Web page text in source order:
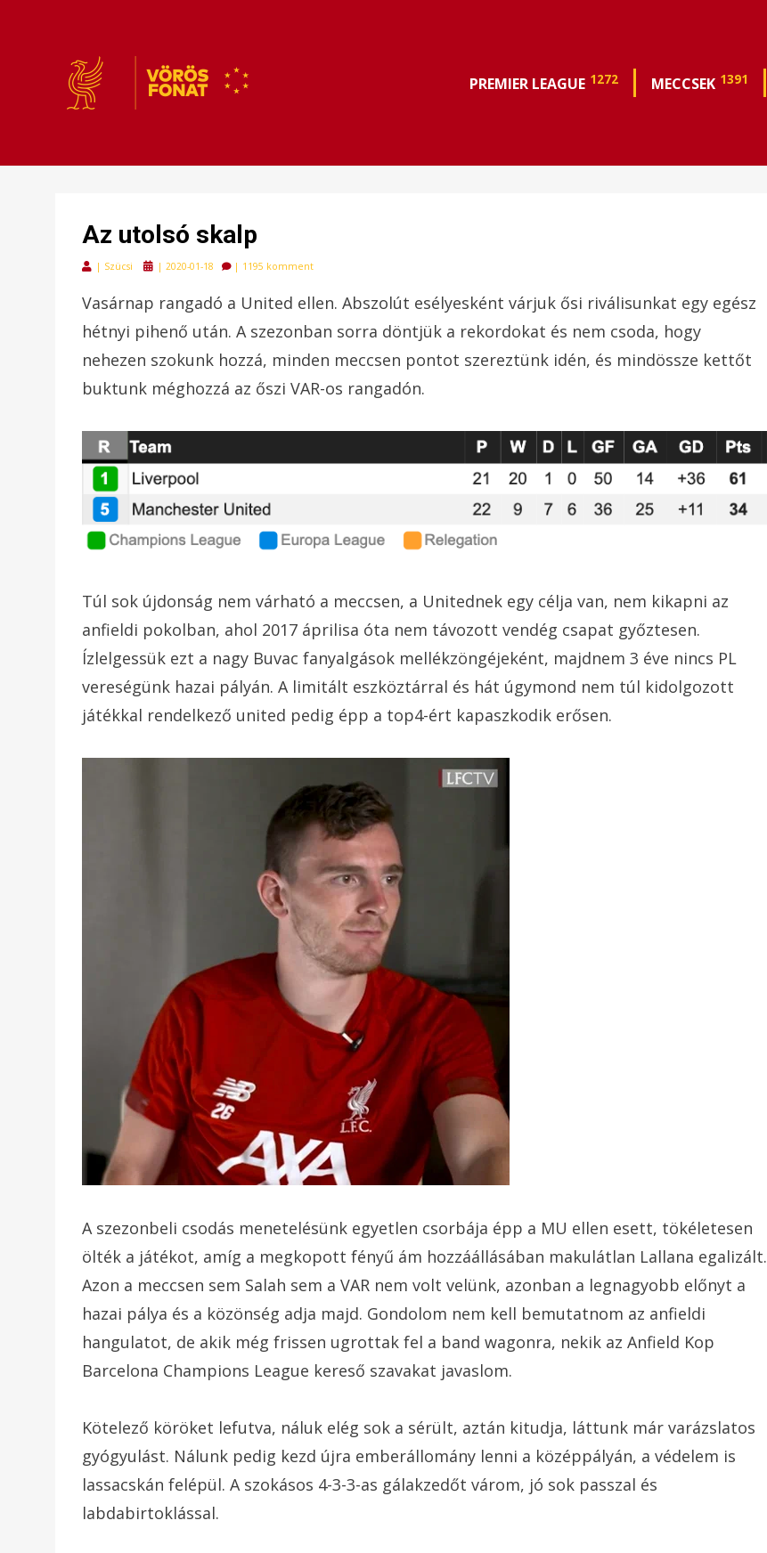
PREMIER LEAGUE 1272 MECCSEK 1391
Az utolsó skalp
| Szücsi
Posted
| 2020-01-18 | 1195 komment
Vasárnap rangadó a United ellen. Abszolút esélyesként várjuk ősi riválisunkat egy egész
hétnyi pihenő után. A szezonban sorra döntjük a rekordokat és nem csoda, hogy
nehezen szokunk hozzá, minden meccsen pontot szereztünk idén, és mindössze kettőt
buktunk méghozzá az őszi VAR-os rangadón.
Túl sok újdonság nem várható a meccsen, a Unitednek egy célja van, nem kikapni az
anfieldi pokolban, ahol 2017 áprilisa óta nem távozott vendég csapat győztesen.
Ízlelgessük ezt a nagy Buvac fanyalgások mellékzöngéjeként, majdnem 3 éve nincs PL
vereségünk hazai pályán. A limitált eszköztárral és hát úgymond nem túl kidolgozott
játékkal rendelkező united pedig épp a top4-ért kapaszkodik erősen.
A szezonbeli csodás menetelésünk egyetlen csorbája épp a MU ellen esett, tökéletesen
ölték a játékot, amíg a megkopott fényű ám hozzáállásában makulátlan Lallana egalizált.
Azon a meccsen sem Salah sem a VAR nem volt velünk, azonban a legnagyobb előnyt a
hazai pálya és a közönség adja majd. Gondolom nem kell bemutatnom az anfieldi
hangulatot, de akik még frissen ugrottak fel a band wagonra, nekik az Anfield Kop
Barcelona Champions League kereső szavakat javaslom.
Kötelező köröket lefutva, náluk elég sok a sérült, aztán kitudja, láttunk már varázslatos
gyógyulást. Nálunk pedig kezd újra emberállomány lenni a középpályán, a védelem is
lassacskán felépül. A szokásos 4-3-3-as gálakzedőt várom, jó sok passzal és
labdabirtoklással.